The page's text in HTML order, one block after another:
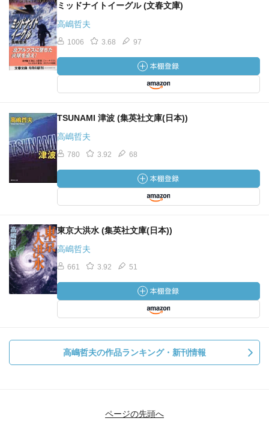
ミッドナイトイーグル (文春文庫)
高嶋哲夫
1006 3.68 97
TSUNAMI 津波 (集英社文庫(日本))
高嶋哲夫
780 3.92 68
東京大洪水 (集英社文庫(日本))
高嶋哲夫
661 3.92 51
高嶋哲夫の作品ランキング・新刊情報
ページの先頭へ